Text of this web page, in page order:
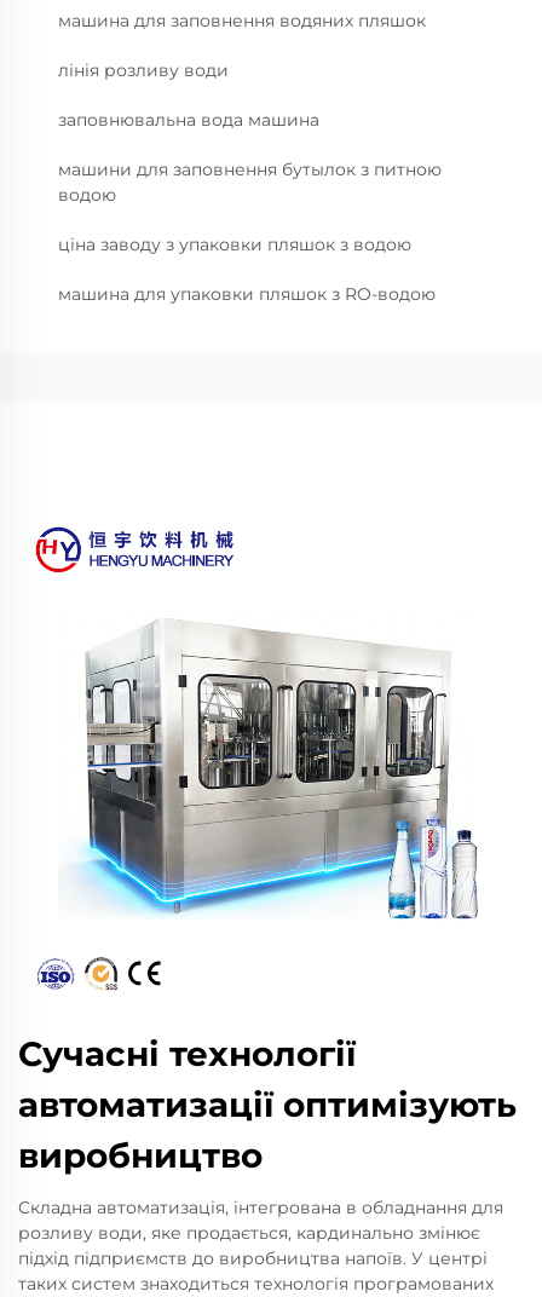
машина для заповнення водяних пляшок
лінія розливу води
заповнювальна вода машина
машини для заповнення бутылок з питною
водою
ціна заводу з упаковки пляшок з водою
машина для упаковки пляшок з RO-водою
Сучасні технології
автоматизації оптимізують
виробництво
Складна автоматизація, інтегрована в обладнання для
розливу води, яке продається, кардинально змінює
підхід підприємств до виробництва напоїв. У центрі
таких систем знаходиться технологія програмованих